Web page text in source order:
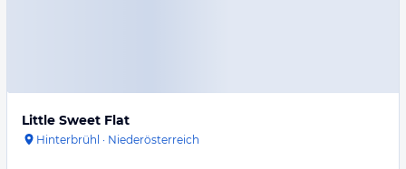
Little Sweet Flat
Hinterbrühl · Niederösterreich